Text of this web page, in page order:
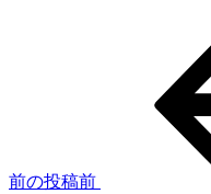
前の投稿前